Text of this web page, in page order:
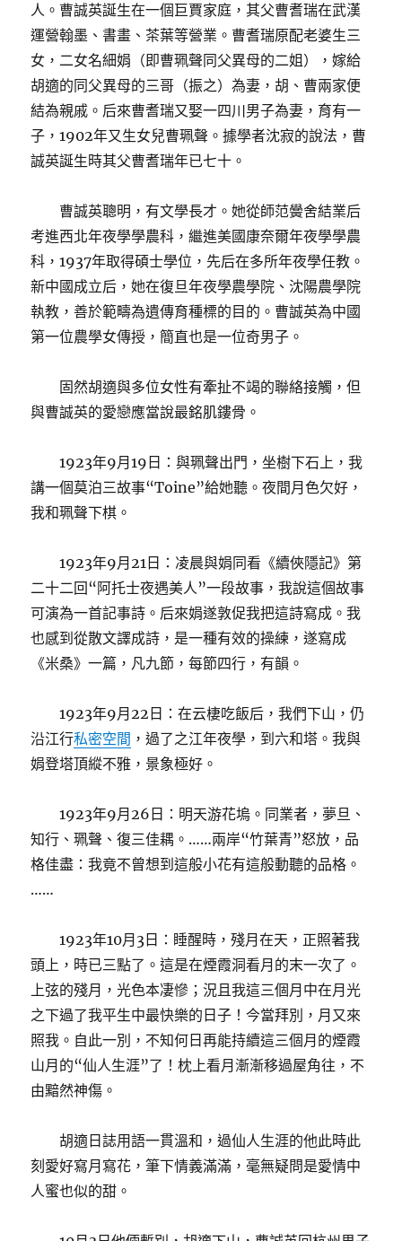
人。曹誠英誕生在一個巨賈家庭，其父曹耆瑞在武漢
運營翰墨、書畫、茶葉等營業。曹耆瑞原配老婆生三
女，二女名細娟（即曹珮聲同父異母的二姐），嫁給
胡適的同父異母的三哥（振之）為妻，胡、曹兩家便
結為親戚。后來曹耆瑞又娶一四川男子為妻，育有一
子，1902年又生女兒曹珮聲。據學者沈寂的說法，曹
誠英誕生時其父曹耆瑞年已七十。
曹誠英聰明，有文學長才。她從師范黌舍結業后
考進西北年夜學學農科，繼進美國康奈爾年夜學學農
科，1937年取得碩士學位，先后在多所年夜學任教。
新中國成立后，她在復旦年夜學農學院、沈陽農學院
執教，善於範疇為遺傳育種標的目的。曹誠英為中國
第一位農學女傳授，簡直也是一位奇男子。
固然胡適與多位女性有牽扯不竭的聯絡接觸，但
與曹誠英的愛戀應當說最銘肌鏤骨。
1923年9月19日：與珮聲出門，坐樹下石上，我
講一個莫泊三故事“Toine”給她聽。夜間月色欠好，
我和珮聲下棋。
1923年9月21日：凌晨與娟同看《續俠隱記》第
二十二回“阿托士夜遇美人”一段故事，我說這個故事
可演為一首記事詩。后來娟遂敦促我把這詩寫成。我
也感到從散文譯成詩，是一種有效的操練，遂寫成
《米桑》一篇，凡九節，每節四行，有韻。
1923年9月22日：在云棲吃飯后，我們下山，仍
沿江行私密空間 ，過了之江年夜學，到六和塔。我與
娟登塔頂縱不雅，景象極好。
1923年9月26日：明天游花塢。同業者，夢旦、
知行、珮聲、復三佳耦。……兩岸“竹葉青”怒放，品
格佳盡：我竟不曾想到這般小花有這般動聽的品格。
……
1923年10月3日：睡醒時，殘月在天，正照著我
頭上，時已三點了。這是在煙霞洞看月的末一次了。
上弦的殘月，光色本凄慘；況且我這三個月中在月光
之下過了我平生中最快樂的日子！今當拜別，月又來
照我。自此一別，不知何日再能持續這三個月的煙霞
山月的“仙人生涯”了！枕上看月漸漸移過屋角往，不
由黯然神傷。
胡適日誌用語一貫溫和，過仙人生涯的他此時此
刻愛好寫月寫花，筆下情義滿滿，毫無疑問是愛情中
人蜜也似的甜。